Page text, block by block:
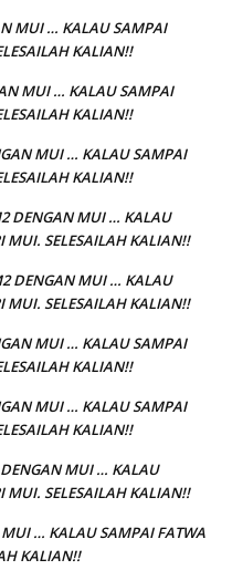
MUI … KALAU SAMPAI
KALIAN!!
MUI … KALAU SAMPAI
KALIAN!!
MUI … KALAU SAMPAI
KALIAN!!
DENGAN MUI … KALAU
MUI. SELESAILAH KALIAN!!
DENGAN MUI … KALAU
MUI. SELESAILAH KALIAN!!
MUI … KALAU SAMPAI
KALIAN!!
MUI … KALAU SAMPAI
KALIAN!!
MUI … KALAU
MUI. SELESAILAH KALIAN!!
… KALAU SAMPAI FATWA
KALIAN!!